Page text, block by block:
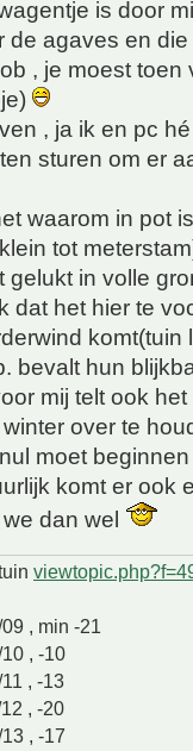
is door
de agaves en
, je moest
, ja ik en pc
sturen om er
waarom in pot
tot
gelukt in volle
dat het hier te
komt(tuin
bevalt hun
mij telt ook
over te
moet beginnen
komt er ook
dan wel
, min -21
, -10
, -13
, -20
, -17